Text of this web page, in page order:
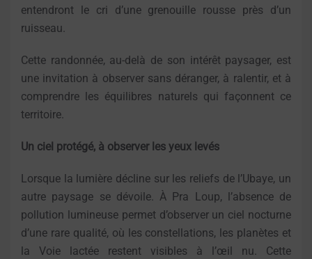
entendront le cri d’une grenouille rousse près d’un
ruisseau.
Cette randonnée, au-delà de son intérêt paysager, est
une invitation à observer sans déranger, à ralentir, et à
comprendre les équilibres naturels qui façonnent ce
territoire.
Un ciel protégé, à observer les yeux levés
Lorsque la lumière décline sur les reliefs de l’Ubaye, un
autre paysage se dévoile. À Pra Loup, l’absence de
pollution lumineuse permet d’observer un ciel nocturne
d’une rare qualité, où les constellations, les planètes et
la Voie lactée restent visibles à l’œil nu. Cette